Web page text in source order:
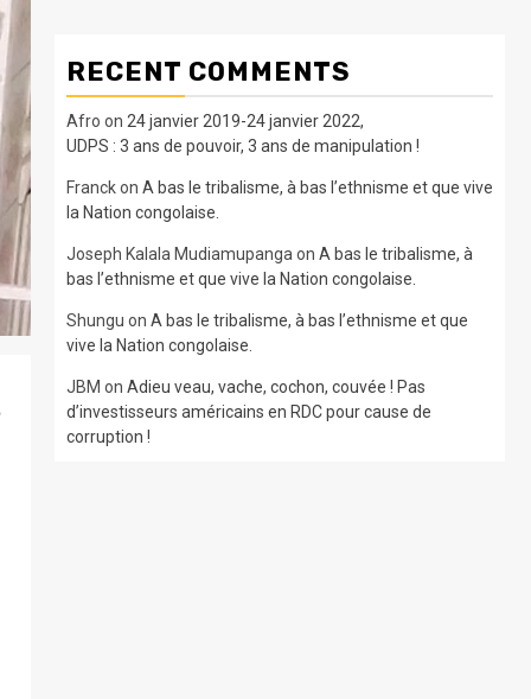
RECENT COMMENTS
Afro on 24 janvier 2019-24 janvier 2022,
UDPS : 3 ans de pouvoir, 3 ans de manipulation !
Franckon A bas le tribalisme, à bas l’ethnisme et que vive
la Nation congolaise.
Joseph Kalala Mudiamupanga on A bas le tribalisme, à
bas l’ethnisme et que vive la Nation congolaise.
Shungu on A bas le tribalisme, à bas l’ethnisme et que
vive la Nation congolaise.
JBM on Adieu veau, vache, cochon, couvée ! Pas
d’investisseurs américains en RDC pour cause de
corruption !